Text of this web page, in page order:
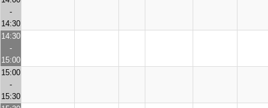
-
14:30
14:30
-
15:00
15:00
-
15:30